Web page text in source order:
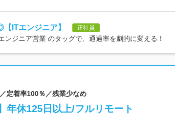
ITエンジニア】 正社員
ンジニア営業 のタッグで、通過率を劇的に変える！
定着率100％／残業少なめ
年休125日以上/フルリモート